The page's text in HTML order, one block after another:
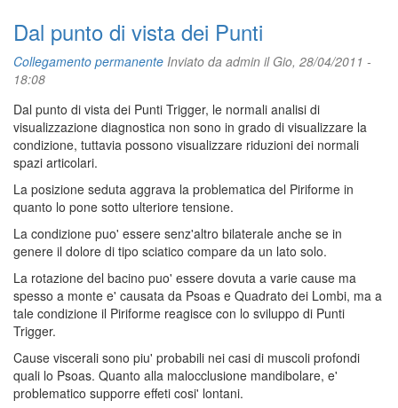
Dal punto di vista dei Punti
Collegamento permanente Inviato da admin il Gio, 28/04/2011 -
18:08
Dal punto di vista dei Punti Trigger, le normali analisi di
visualizzazione diagnostica non sono in grado di visualizzare la
condizione, tuttavia possono visualizzare riduzioni dei normali
spazi articolari.
La posizione seduta aggrava la problematica del Piriforme in
quanto lo pone sotto ulteriore tensione.
La condizione puo' essere senz'altro bilaterale anche se in
genere il dolore di tipo sciatico compare da un lato solo.
La rotazione del bacino puo' essere dovuta a varie cause ma
spesso a monte e' causata da Psoas e Quadrato dei Lombi, ma a
tale condizione il Piriforme reagisce con lo sviluppo di Punti
Trigger.
Cause viscerali sono piu' probabili nei casi di muscoli profondi
quali lo Psoas. Quanto alla malocclusione mandibolare, e'
problematico supporre effeti cosi' lontani.